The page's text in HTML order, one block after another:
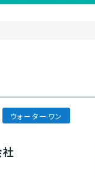
ウォーターワン